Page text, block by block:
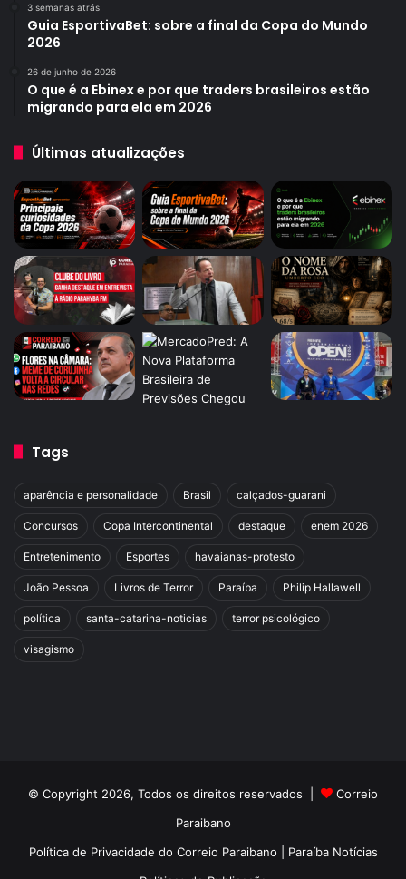
3 semanas atrás
Guia EsportivaBet: sobre a final da Copa do Mundo
2026
26 de junho de 2026
O que é a Ebinex e por que traders brasileiros estão
migrando para ela em 2026
Últimas atualizações
Tags
aparência e personalidade Brasil calçados-guarani
Concursos Copa Intercontinental destaque enem 2026
Entretenimento Esportes havaianas-protesto
João Pessoa Livros de Terror Paraíba Philip Hallawell
política santa-catarina-noticias terror psicológico
visagismo
© Copyright 2026, Todos os direitos reservados |
Correio
Paraibano
Política de Privacidade do Correio Paraibano | Paraíba Notícias